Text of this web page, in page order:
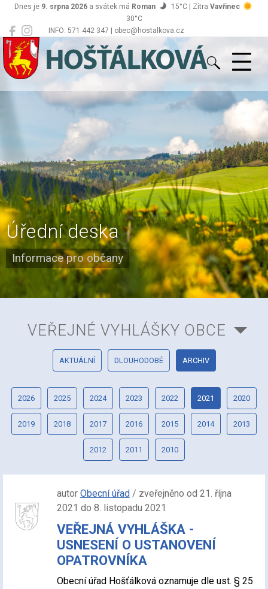
INFO: 571 442 347 | obec@hostalkova.cz
Dnes je 9. srpna 2026 a svátek má Roman 15°C | Zítra Vavřinec
30°C
Hošťálková
Úřední deska
Informace pro občany
VEŘEJNÉ VYHLÁŠKY OBCE
AKTUÁLNÍ DLOUHODOBÉ ARCHIV
2026 2025 2024 2023 2022 2021 2020
2019 2018 2017 2016 2015 2014 2013
2012 2011 2010
autor Obecní úřad/ zveřejněno od 21. října
2021 do 8. listopadu 2021
VEŘEJNÁ VYHLÁŠKA -
USNESENÍ O USTANOVENÍ
OPATROVNÍKA
Obecní úřad Hošťálková oznamuje dle ust. § 25